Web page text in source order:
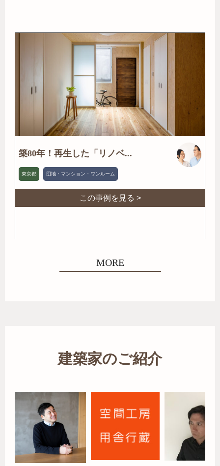
築80年！再生した「リノベ...
東京都 団地・マンション・ワンルーム
この事例を見る >
MORE
建築家のご紹介